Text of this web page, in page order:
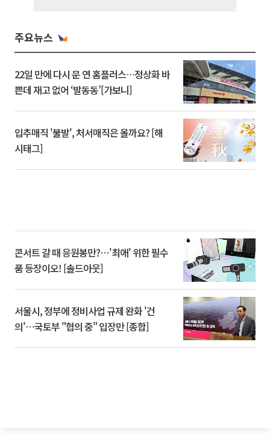
주요뉴스
22일 만에 다시 문 연 홈플러스…정상화 바
쁜데 재고 없어 ‘발동동’[가보니]
입추매직 '불발', 처서매직은 올까요? [해
시태그]
콘서트 갈 때 응원봉만?⋯'최애' 위한 필수
품 등장이오! [솔드아웃]
서울시, 정부에 정비사업 규제 완화 '건
의'⋯국토부 "협의 중" 입장만 [종합]